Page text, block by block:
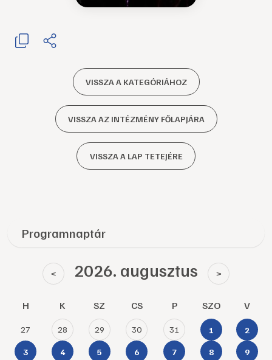
VISSZA A KATEGÓRIÁHOZ
VISSZA AZ INTÉZMÉNY FŐLAPJÁRA
VISSZA A LAP TETEJÉRE
Programnaptár
< 2026. augusztus >
H K SZ CS P SZO V
27 28 29 30 31 1 2
3 4 5 6 7 8 9